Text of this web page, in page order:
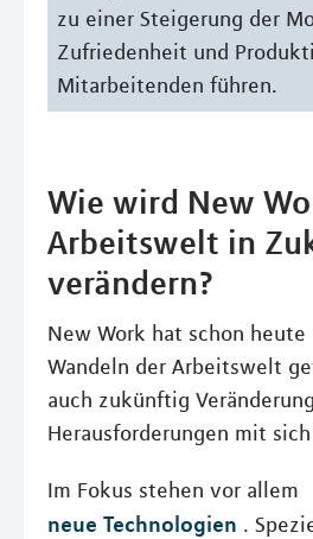
zu einer Steigerung der
Zufriedenheit und
Mitarbeitenden führen.
Wie wird New
Arbeitswelt in
verändern?
New Work hat schon heute
Wandeln der Arbeitswelt
auch zukünftig
Herausforderungen mit
Im Fokus stehen vor allem
neue Technologien .